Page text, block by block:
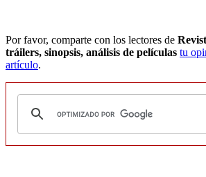
Por favor, comparte con los lectores de
tráilers, sinopsis, análisis de películas tu
artículo.